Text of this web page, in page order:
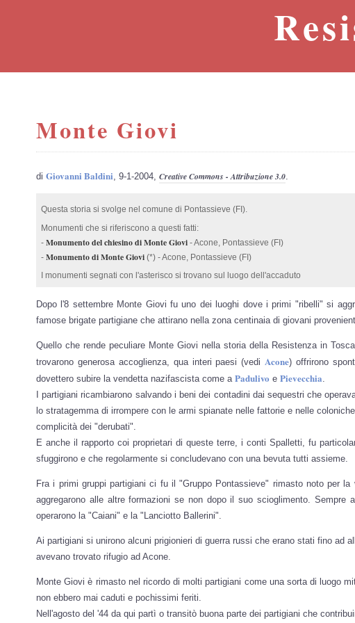
Monte Giovi
di Giovanni Baldini, 9-1-2004, Creative Commons - Attribuzione 3.0.
Questa storia si svolge nel comune di Pontassieve (FI).
Monumenti che si riferiscono a questi fatti:
- Monumento del chiesino di Monte Giovi - Acone, Pontassieve (FI)
- Monumento di Monte Giovi (*) - Acone, Pontassieve (FI)
I monumenti segnati con l'asterisco si trovano sul luogo dell'accaduto
Dopo l'8 settembre Monte Giovi fu uno dei luoghi dove i primi "ribelli" si
famose brigate partigiane che attirano nella zona centinaia di giovani
Quello che rende peculiare Monte Giovi nella storia della Resistenza in
trovarono generosa accoglienza, qua interi paesi (vediAcone) offrirono
dovettero subire la vendetta nazifascista come a Padulivo e Pievecchia.
I partigiani ricambiarono salvando i beni dei contadini dai sequestri che
lo stratagemma di irrompere con le armi spianate nelle fattorie e nelle
complicità dei "derubati".
E anche il rapporto coi proprietari di queste terre, i conti Spalletti, fu
sfuggirono e che regolarmente si concludevano con una bevuta tutti assieme.
Fra i primi gruppi partigiani ci fu il "Gruppo Pontassieve" rimasto noto per
aggregarono alle altre formazioni se non dopo il suo scioglimento.
operarono la "Caiani" e la "Lanciotto Ballerini".
Ai partigiani si unirono alcuni prigionieri di guerra russi che erano stati fino ad
avevano trovato rifugio ad Acone.
Monte Giovi è rimasto nel ricordo di molti partigiani come una sorta di luogo
non ebbero mai caduti e pochissimi feriti.
Nell'agosto del '44 da qui partì o transitò buona parte dei partigiani che